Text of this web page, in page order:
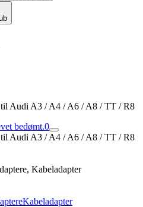
Audi A3 / A4 / A6 / A8 / TT / R8
bedømt.0
Audi A3 / A4 / A6 / A8 / TT / R8
Kabeladapter
Kabeladapter